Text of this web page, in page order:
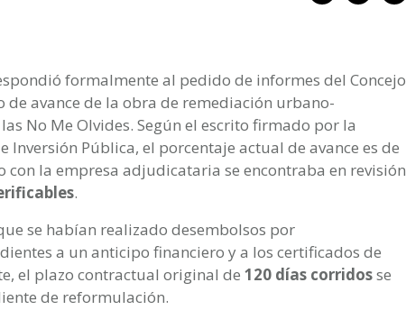
formalmente al pedido de informes del Concejo
de avance de la obra de remediación urbano-
No Me Olvides. Según el escrito firmado por la
Inversión Pública, el porcentaje actual de avance es de
con la empresa adjudicataria se encontraba en revisión
.
se habían realizado desembolsos por
a un anticipo financiero y a los certificados de
el plazo contractual original de 120 días corridosse
de reformulación.